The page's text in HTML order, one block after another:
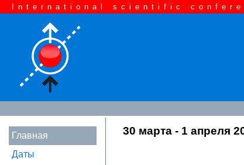
International scientific
Главная
Даты
30 марта - 1 апреля